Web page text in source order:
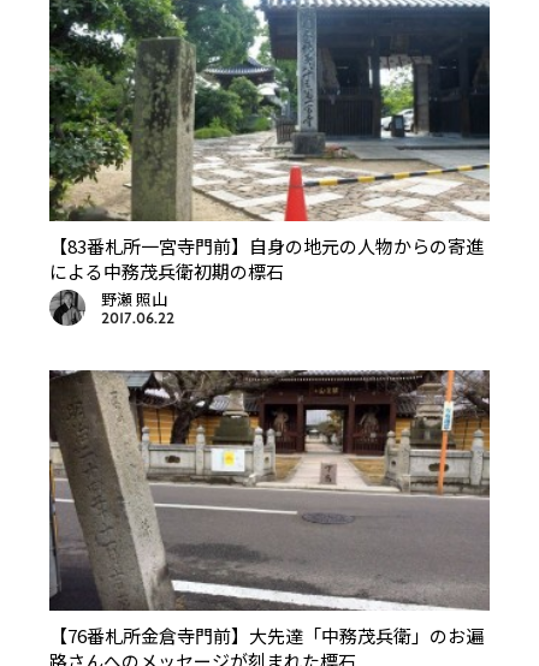
【83番札所一宮寺門前】自身の地元の人物からの寄進
による中務茂兵衛初期の標石
野瀬 照山
2017.06.22
【76番札所金倉寺門前】大先達「中務茂兵衛」のお遍
路さんへのメッセージが刻まれた標石